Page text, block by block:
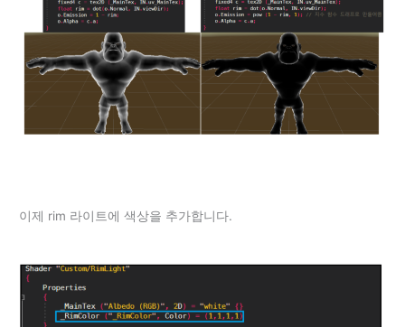
이제 rim 라이트에 색상을 추가합니다.